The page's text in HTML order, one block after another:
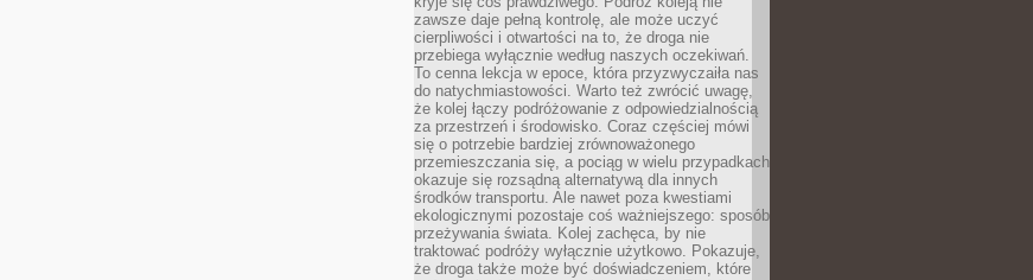
zawsze daje pełną kontrolę, ale może uczyć
cierpliwości i otwartości na to, że droga nie
przebiega wyłącznie według naszych oczekiwań.
To cenna lekcja w epoce, która przyzwyczaiła nas
do natychmiastowości. Warto też zwrócić uwagę,
że kolej łączy podróżowanie z odpowiedzialnością
za przestrzeń i środowisko. Coraz częściej mówi
się o potrzebie bardziej zrównoważonego
przemieszczania się, a pociąg w wielu przypadkach
okazuje się rozsądną alternatywą dla innych
środków transportu. Ale nawet poza kwestiami
ekologicznymi pozostaje coś ważniejszego: sposób
przeżywania świata. Kolej zachęca, by nie
traktować podróży wyłącznie użytkowo. Pokazuje,
że droga także może być doświadczeniem, które